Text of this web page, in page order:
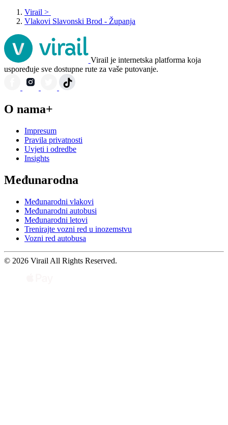
Virail >
Vlakovi Slavonski Brod - Županja
Virail je internetska platforma koja
uspoređuje sve dostupne rute za vaše putovanje.
O nama+
Impresum
Pravila privatnosti
Uvjeti i odredbe
Insights
Međunarodna
Međunarodni vlakovi
Međunarodni autobusi
Međunarodni letovi
Trenirajte vozni red u inozemstvu
Vozni red autobusa
© 2026 Virail All Rights Reserved.